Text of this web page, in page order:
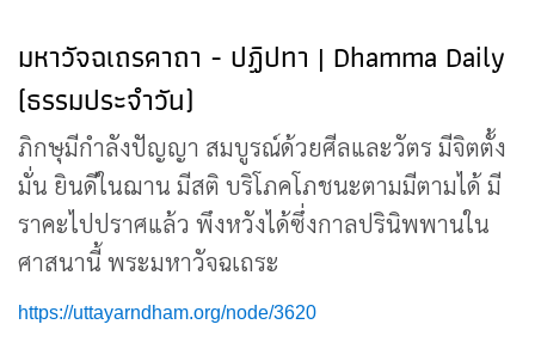
มหาวัจฉเถรคาถา - ปฏิปทา | Dhamma Daily
(ธรรมประจำวัน)
ภิกษุมีกำลังปัญญา สมบูรณ์ด้วยศีลและวัตร มีจิตตั้ง
มั่น ยินดีในฌาน มีสติ บริโภคโภชนะตามมีตามได้ มี
ราคะไปปราศแล้ว พึงหวังได้ซึ่งกาลปรินิพพานใน
ศาสนานี้ พระมหาวัจฉเถระ
https://uttayarndham.org/node/3620